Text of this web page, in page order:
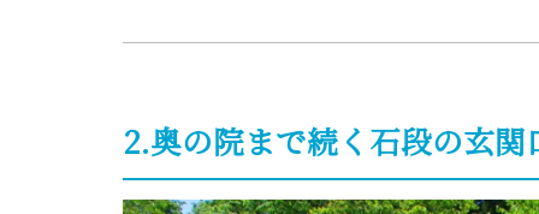
2.奥の院まで続く石段の玄